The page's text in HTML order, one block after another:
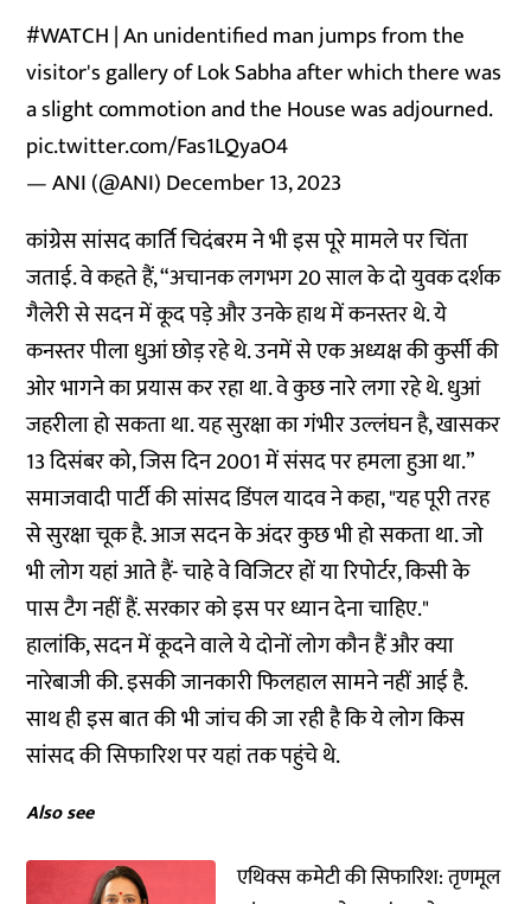
#WATCH| An unidentified man jumps from the
visitor's gallery of Lok Sabha after which there was
a slight commotion and the House was adjourned.
pic.twitter.com/Fas1LQyaO4
— ANI (@ANI)December 13, 2023
कांग्रेस सांसद कार्ति चिदंबरम ने भी इस पूरे मामले पर चिंता
जताई. वे कहते हैं, “अचानक लगभग 20 साल के दो युवक दर्शक
गैलेरी से सदन में कूद पड़े और उनके हाथ में कनस्तर थे. ये
कनस्तर पीला धुआं छोड़ रहे थे. उनमें से एक अध्यक्ष की कुर्सी की
ओर भागने का प्रयास कर रहा था. वे कुछ नारे लगा रहे थे. धुआं
जहरीला हो सकता था. यह सुरक्षा का गंभीर उल्लंघन है, खासकर
13 दिसंबर को, जिस दिन 2001 में संसद पर हमला हुआ था.”
समाजवादी पार्टी की सांसद डिंपल यादव ने कहा, "यह पूरी तरह
से सुरक्षा चूक है. आज सदन के अंदर कुछ भी हो सकता था. जो
भी लोग यहां आते हैं- चाहे वे विजिटर हों या रिपोर्टर, किसी के
पास टैग नहीं हैं. सरकार को इस पर ध्यान देना चाहिए."
हालांकि, सदन में कूदने वाले ये दोनों लोग कौन हैं और क्या
नारेबाजी की. इसकी जानकारी फिलहाल सामने नहीं आई है.
साथ ही इस बात की भी जांच की जा रही है कि ये लोग किस
सांसद की सिफारिश पर यहां तक पहुंचे थे.
Also see
एथिक्स कमेटी की सिफारिश: तृणमूल